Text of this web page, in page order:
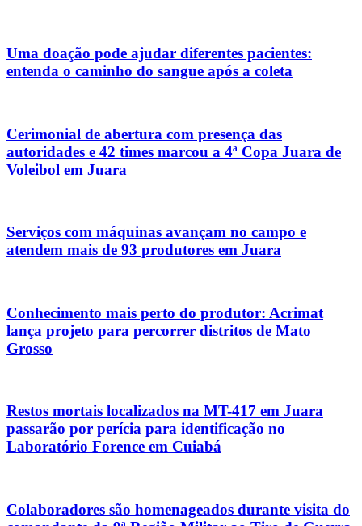
Uma doação pode ajudar diferentes pacientes:
entenda o caminho do sangue após a coleta
Cerimonial de abertura com presença das
autoridades e 42 times marcou a 4ª Copa Juara de
Voleibol em Juara
Serviços com máquinas avançam no campo e
atendem mais de 93 produtores em Juara
Conhecimento mais perto do produtor: Acrimat
lança projeto para percorrer distritos de Mato
Grosso
Restos mortais localizados na MT-417 em Juara
passarão por perícia para identificação no
Laboratório Forence em Cuiabá
Colaboradores são homenageados durante visita do